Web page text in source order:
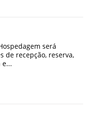
será
de recepção, reserva,